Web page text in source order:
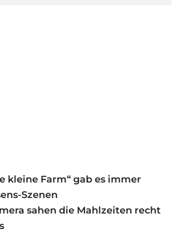
kleine Farm“ gab es immer
Szenen
sahen die Mahlzeiten recht